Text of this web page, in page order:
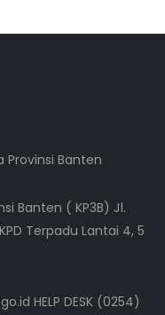
Provinsi Banten
Banten ( KP3B) Jl.
Terpadu Lantai 4, 5
HELP DESK (0254)